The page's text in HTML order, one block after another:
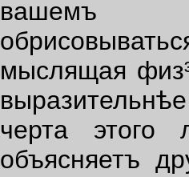
вашемъ
мыслящая
черта этого
объясняетъ